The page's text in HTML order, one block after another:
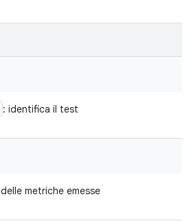
: identifica il test
delle metriche emesse